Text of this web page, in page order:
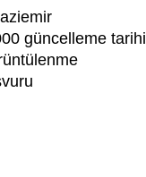
güncelleme tarihi